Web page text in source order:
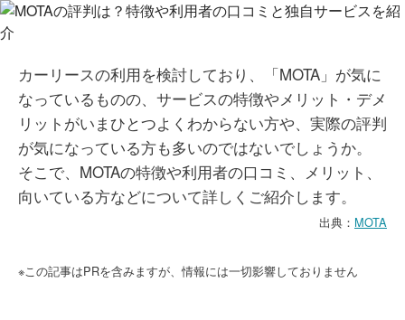
カーリースの利用を検討しており、「MOTA」が気に
なっているものの、サービスの特徴やメリット・デメ
リットがいまひとつよくわからない方や、実際の評判
が気になっている方も多いのではないでしょうか。
そこで、MOTAの特徴や利用者の口コミ、メリット、
向いている方などについて詳しくご紹介します。
出典： MOTA
※この記事はPRを含みますが、情報には一切影響しておりません